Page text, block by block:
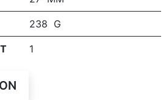
238 G
1